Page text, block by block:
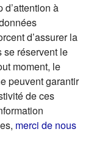
à
d’assurer la
se réservent le
moment, le
peuvent garantir
de ces
merci de nous